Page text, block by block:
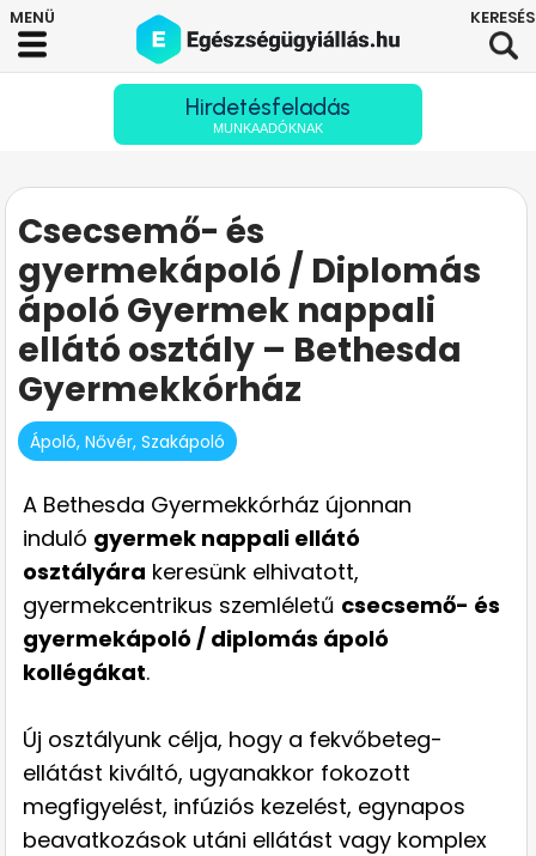
Hirdetésfeladás
MUNKAADÓKNAK
Csecsemő- és
gyermekápoló / Diplomás
ápoló Gyermek nappali
ellátó osztály – Bethesda
Gyermekkórház
Ápoló, Nővér, Szakápoló
A Bethesda Gyermekkórház újonnan
induló gyermek nappali ellátó
osztályára keresünk elhivatott,
gyermekcentrikus szemléletű csecsemő- és
gyermekápoló / diplomás ápoló
kollégákat.
Új osztályunk célja, hogy a fekvőbeteg-
ellátást kiváltó, ugyanakkor fokozott
megfigyelést, infúziós kezelést, egynapos
beavatkozások utáni ellátást vagy komplex